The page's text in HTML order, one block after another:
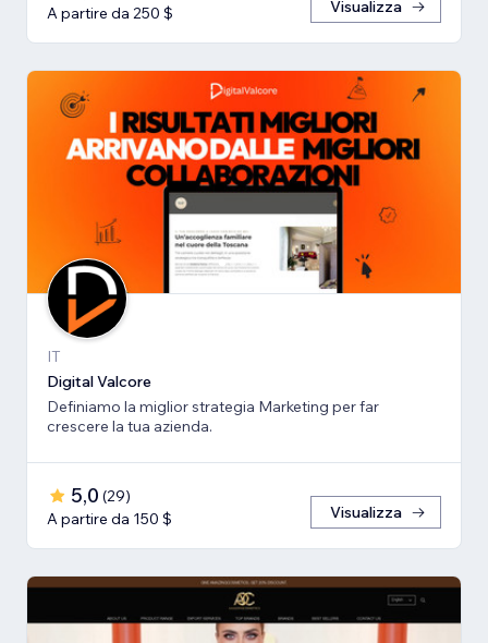
A partire da 250 $
Visualizza
IT
Digital Valcore
Definiamo la miglior strategia Marketing per far
crescere la tua azienda.
5,0 (29)
A partire da 150 $
Visualizza